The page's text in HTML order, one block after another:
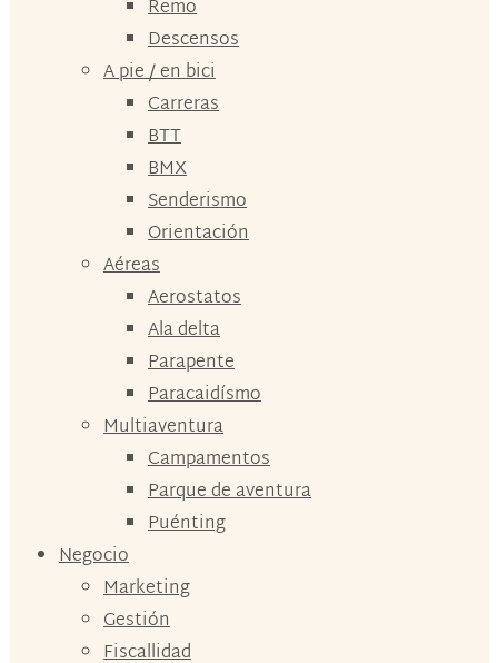
Remo
Descensos
A pie / en bici
Carreras
BTT
BMX
Senderismo
Orientación
Aéreas
Aerostatos
Ala delta
Parapente
Paracaidísmo
Multiaventura
Campamentos
Parque de aventura
Puénting
Negocio
Marketing
Gestión
Fiscallidad